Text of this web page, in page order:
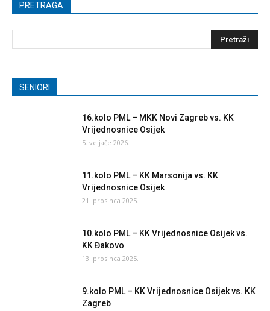
PRETRAGA
SENIORI
16.kolo PML – MKK Novi Zagreb vs. KK
Vrijednosnice Osijek
5. veljače 2026.
11.kolo PML – KK Marsonija vs. KK
Vrijednosnice Osijek
21. prosinca 2025.
10.kolo PML – KK Vrijednosnice Osijek vs.
KK Đakovo
13. prosinca 2025.
9.kolo PML – KK Vrijednosnice Osijek vs. KK
Zagreb